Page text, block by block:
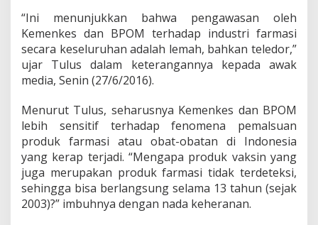
a
B
u
k
i
e
l
e
d
o
r
n
“Ini menunjukkan bahwa pengawasan oleh
Kemenkes dan BPOM terhadap industri farmasi
secara keseluruhan adalah lemah, bahkan teledor,”
ujar Tulus dalam keterangannya kepada awak
media, Senin (27/6/2016).
Menurut Tulus, seharusnya Kemenkes dan BPOM
lebih sensitif terhadap fenomena pemalsuan
produk farmasi atau obat-obatan di Indonesia
yang kerap terjadi. “Mengapa produk vaksin yang
juga merupakan produk farmasi tidak terdeteksi,
sehingga bisa berlangsung selama 13 tahun (sejak
2003)?” imbuhnya dengan nada keheranan.